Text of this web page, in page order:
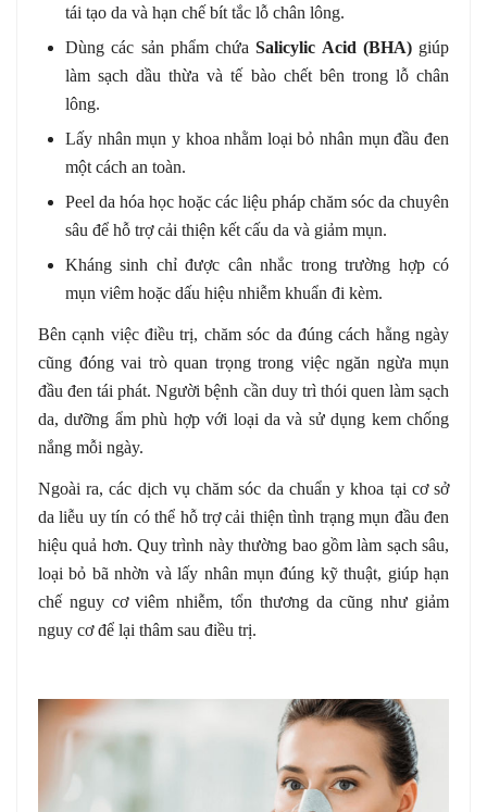
tái tạo da và hạn chế bít tắc lỗ chân lông.
Dùng các sản phẩm chứaSalicylic Acid (BHA)giúp
làm sạch dầu thừa và tế bào chết bên trong lỗ chân
lông.
Lấy nhân mụn y khoa nhằm loại bỏ nhân mụn đầu đen
một cách an toàn.
Peel da hóa học hoặc các liệu pháp chăm sóc da chuyên
sâu để hỗ trợ cải thiện kết cấu da và giảm mụn.
Kháng sinh chỉ được cân nhắc trong trường hợp có
mụn viêm hoặc dấu hiệu nhiễm khuẩn đi kèm.
Bên cạnh việc điều trị, chăm sóc da đúng cách hằng ngày
cũng đóng vai trò quan trọng trong việc ngăn ngừa mụn
đầu đen tái phát. Người bệnh cần duy trì thói quen làm sạch
da, dưỡng ẩm phù hợp với loại da và sử dụng kem chống
nắng mỗi ngày.
Ngoài ra, các dịch vụ chăm sóc da chuẩn y khoa tại cơ sở
da liễu uy tín có thể hỗ trợ cải thiện tình trạng mụn đầu đen
hiệu quả hơn. Quy trình này thường bao gồm làm sạch sâu,
loại bỏ bã nhờn và lấy nhân mụn đúng kỹ thuật, giúp hạn
chế nguy cơ viêm nhiễm, tổn thương da cũng như giảm
nguy cơ để lại thâm sau điều trị.